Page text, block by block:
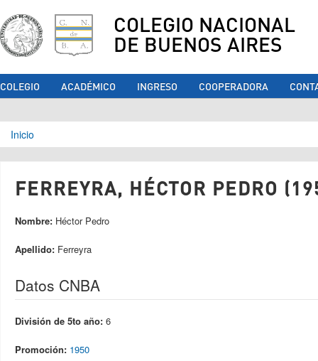
COLEGIO NACIONAL
DE BUENOS AIRES
COLEGIO ACADÉMICO INGRESO COOPERADORA
Se encuentra usted aquí
Inicio
FERREYRA, HÉCTOR PEDRO
Nombre: Héctor Pedro
Apellido: Ferreyra
Datos CNBA
División de 5to año: 6
Promoción: 1950